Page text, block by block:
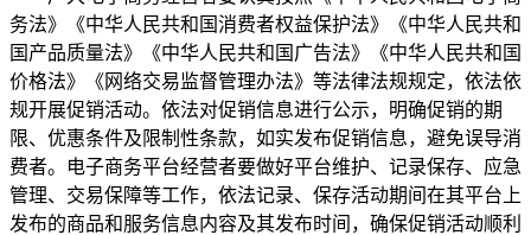
务法》《中华人民共和国消费者权益保护法》《中华人民共和
国产品质量法》《中华人民共和国广告法》《中华人民共和国
价格法》《网络交易监督管理办法》等法律法规规定，依法依
规开展促销活动。依法对促销信息进行公示，明确促销的期
限、优惠条件及限制性条款，如实发布促销信息，避免误导消
费者。电子商务平台经营者要做好平台维护、记录保存、应急
管理、交易保障等工作，依法记录、保存活动期间在其平台上
发布的商品和服务信息内容及其发布时间，确保促销活动顺利